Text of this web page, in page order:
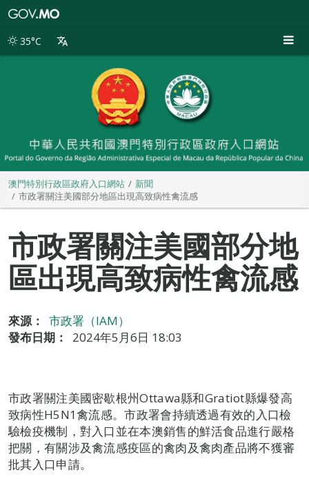
別
35°C
澳門特別行政區政府入口網站
新聞
市政署關注美國部分地區出現高致病性禽流感
市政署關注美國部分地
區出現高致病性禽流感
來源：
市政署（IAM）
發布日期：
2024年5月6日 18:03
市政署關注美國密歇根州Ottawa縣和Gratiot縣爆發高
致病性H5N1禽流感。市政署會持續透過有效的入口檢
驗檢疫機制，對入口並在本澳銷售的鮮活食品進行嚴格
把關，有關涉及禽流感疫區的禽肉及禽肉產品將不獲審
批其入口申請。